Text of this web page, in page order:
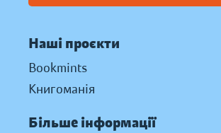
Наші проєкти
Bookmints
Книгоманія
Більше інформації